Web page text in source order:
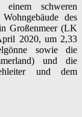
schweren
des
Großenmeer (LK
2020, um 2,33
sowie die
und die
und dem